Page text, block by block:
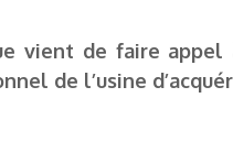
vient de faire
de l’usine